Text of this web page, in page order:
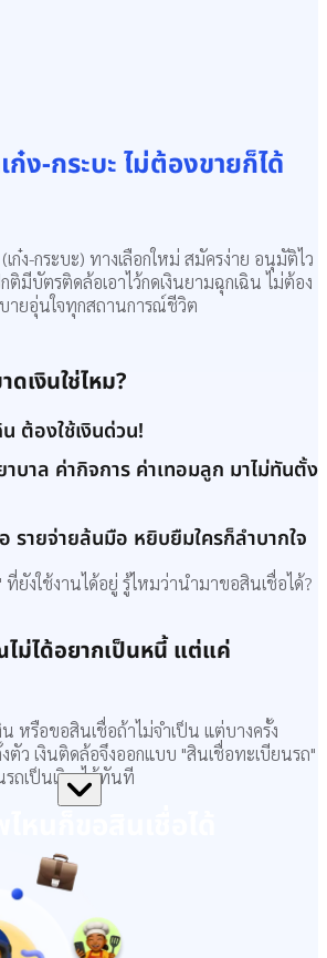
ก๋ง-กระบะ ไม่ต้องขายก็ได้
ก๋ง-กระบะ) ทางเลือกใหม่ สมัครง่าย อนุมัติไว
ติมีบัตรติดล้อเอาไว้กดเงินยามฉุกเฉิน ไม่ต้อง
ายอุ่นใจทุกสถานการณ์ชีวิต
เงินใช่ไหม?
ต้องใช้เงินด่วน!
บาล ค่ากิจการ ค่าเทอมลูก มาไม่ทันตั้ง
รายจ่ายล้นมือ หยิบยืมใครก็ลำบากใจ
ที่ยังใช้งานได้อยู่ รู้ไหมว่านำมาขอสินเชื่อได้?
ไม่ได้อยากเป็นหนี้ แต่แค่
หรือขอสินเชื่อถ้าไม่จำเป็น แต่บางครั้ง
ว เงินติดล้อจึงออกแบบ "สินเชื่อทะเบียนรถ"
ถเป็นเงิน ได้ทันที